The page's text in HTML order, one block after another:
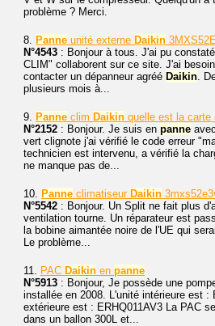
problème ? Merci.
8. Panne unité externe Daikin
N°4543 : Bonjour à tous. J'ai pu
CLIM" collaborent sur ce site. J'ai
contacter un dépanneur agréé Daikin.
plusieurs mois à...
9. Panne clim Daikin quelle est la carte
N°2152 : Bonjour. Je suis en panne
vert clignote j'ai vérifié le code erreur
technicien est intervenu, a vérifié la
ne manque pas de...
10. Panne climatiseur Daikin
N°5542 : Bonjour. Un Split ne fait plus
ventilation tourne. Un réparateur est
la bobine aimantée noire de l'UE qui
Le problème...
11. PAC Daikin en panne
N°5913 : Bonjour, Je possède une
installée en 2008. L'unité intérieure est :
extérieure est : ERHQ011AV3 La PAC
dans un ballon 300L et...